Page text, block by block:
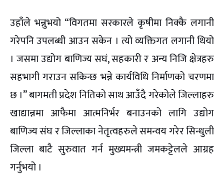
उहाँले भन्नुभयो “विगतमा सरकारले कृषीमा निक्कै लगानी
गरेपनि उपलब्धी आउन सकेन । त्यो व्यक्तिगत लगानी थियो
। जसमा उद्योग बाणिज्य सघं, सहकारी र अन्य निजि क्षेत्रहरु
सहभागी गराउन सकिन्छ भन्ने कार्यविधि निर्माणको चरणमा
छ ।” बागमती प्रदेश नितिको साथ आउँदै गरेकोले जिल्लाहरु
खाद्यान्नमा आफैमा आत्मनिर्भर बनाउनको लागि उद्योग
बाणिज्य संघ र जिल्लाका नेतृत्वहरुले समन्वय गरेर सिन्धुली
जिल्ला बाटै सुरुवात गर्न मुख्यमन्त्री जमकट्टेलले आग्रह
गर्नुभयो ।